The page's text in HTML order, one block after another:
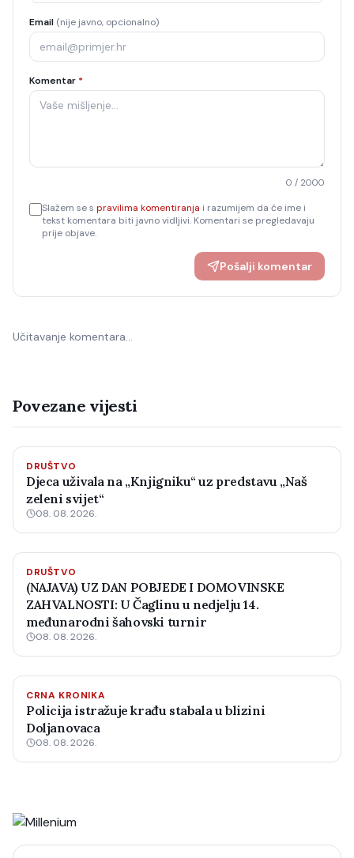
Email (nije javno, opcionalno)
Komentar *
0 / 2000
Slažem se s pravilima komentiranja i razumijem da će ime i
tekst komentara biti javno vidljivi. Komentari se pregledavaju
prije objave.
Pošalji komentar
Učitavanje komentara…
Povezane vijesti
DRUŠTVO
Djeca uživala na „Knjigniku“ uz predstavu „Naš
zeleni svijet“
08. 08. 2026.
DRUŠTVO
(NAJAVA) UZ DAN POBJEDE I DOMOVINSKE
ZAHVALNOSTI: U Čaglinu u nedjelju 14.
međunarodni šahovski turnir
08. 08. 2026.
CRNA KRONIKA
Policija istražuje krađu stabala u blizini
Doljanovaca
08. 08. 2026.